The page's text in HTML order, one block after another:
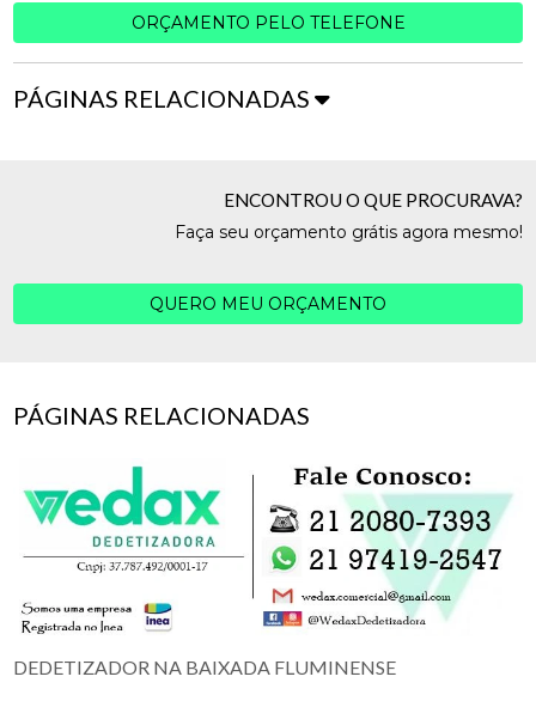
ORÇAMENTO PELO TELEFONE
PÁGINAS RELACIONADAS
ENCONTROU O QUE PROCURAVA?
Faça seu orçamento grátis agora mesmo!
QUERO MEU ORÇAMENTO
PÁGINAS RELACIONADAS
DEDETIZADOR NA BAIXADA FLUMINENSE